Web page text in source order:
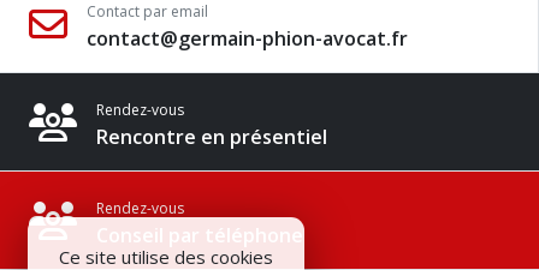
Contact par email
contact@germain-phion-avocat.fr
Rendez-vous
Rencontre en présentiel
Rendez-vous
Conseil par téléphone
Ce site utilise des cookies